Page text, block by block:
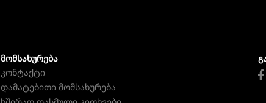
ᲛᲝᲛᲡᲐᲮᲣᲠᲔᲑᲐ
კონტაქტი
დამატებითი მომსახურება